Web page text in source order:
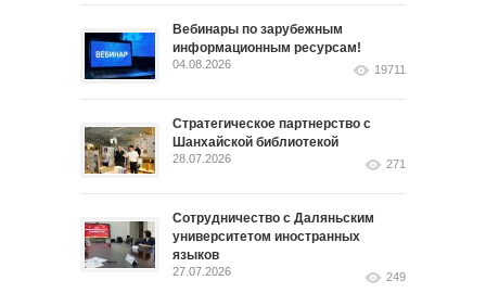
Вебинары по зарубежным
информационным ресурсам!
04.08.2026 19711
Стратегическое партнерство с
Шанхайской библиотекой
28.07.2026 271
Сотрудничество с Даляньским
университетом иностранных
языков
27.07.2026 249